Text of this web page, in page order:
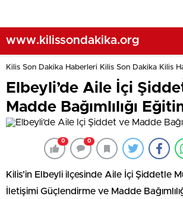
www.kilissondakika.org
Kilis Son Dakika Haberleri Kilis Son Dakika Kilis
Elbeyli’de Aile İçi
Madde Bağımlılığı
0 0
Kilis’in Elbeyli ilçesinde Aile İçi Şiddetle
İletişimi Güçlendirme ve Madde